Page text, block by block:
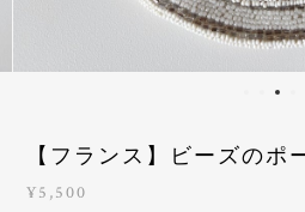
【フランス】ビーズのポ
¥5,500